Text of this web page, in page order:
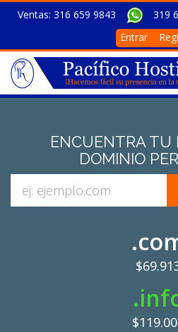
Ventas: 316 659 9843
319
Entrar
ENCUENTRA TU
DOMINIO